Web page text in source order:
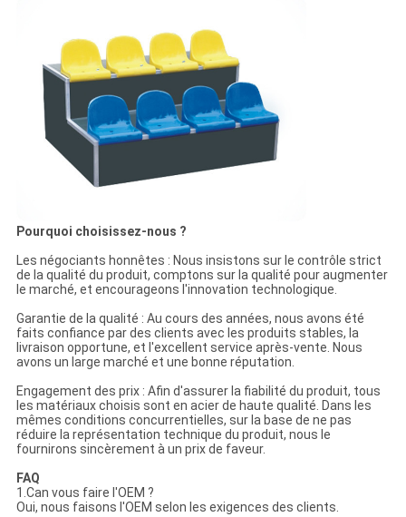
Pourquoi choisissez-nous ?
Les négociants honnêtes : Nous insistons sur le contrôle strict
de la qualité du produit, comptons sur la qualité pour augmenter
le marché, et encourageons l'innovation technologique.
Garantie de la qualité : Au cours des années, nous avons été
faits confiance par des clients avec les produits stables, la
livraison opportune, et l'excellent service après-vente. Nous
avons un large marché et une bonne réputation.
Engagement des prix : Afin d'assurer la fiabilité du produit, tous
les matériaux choisis sont en acier de haute qualité. Dans les
mêmes conditions concurrentielles, sur la base de ne pas
réduire la représentation technique du produit, nous le
fournirons sincèrement à un prix de faveur.
FAQ
1.Can vous faire l'OEM ?
Oui, nous faisons l'OEM selon les exigences des clients.